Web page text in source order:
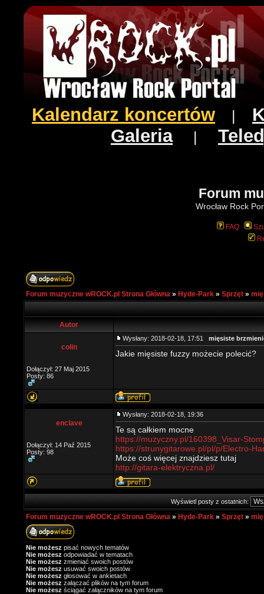
Kalendarz koncertów
Galeria|
Forum
Wrocław Rock
FAQ
Forum muzyczne wROCK.pl Strona Główna » Hyde-Park » Sprzęt »
Autor
colin
Dołączył: 27 Maj 2015
Posty: 86
Wysłany: 2018-02-18, 17:51 mięsiste
Jakie mięsiste fuzzy możecie polecić?
enclave
Dołączył: 14 Paź 2015
Posty: 98
Wysłany: 2018-02-18, 19:36
Te są całkiem mocne
https://muzyczny.pl/160398_Visar-
https://strunygitarowe.pl/pl/p/Electro-
Może coś więcej znajdziesz tutaj
http://gitara-elektryczna.pl/
Wyświetl posty z ostatnich:
Forum muzyczne wROCK.pl Strona Główna » Hyde-Park » Sprzęt »
Nie możesz pisać nowych tematów
Nie możesz odpowiadać w tematach
Nie możesz zmieniać swoich postów
Nie możesz usuwać swoich postów
Nie możesz głosować w ankietach
Nie możesz załączać plików na tym forum
Nie możesz ściągać załączników na tym forum